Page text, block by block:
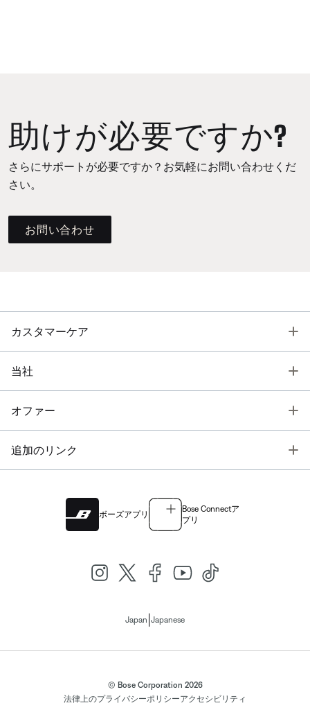
助けが必要ですか?
さらにサポートが必要ですか？お気軽にお問い合わせくだ
さい。
お問い合わせ
カスタマーケア
当社
オファー
追加のリンク
ボーズアプリ
Bose Connectア
プリ
Japan Japanese
© Bose Corporation 2026
法律上のプライバシーポリシーアクセシビリティ